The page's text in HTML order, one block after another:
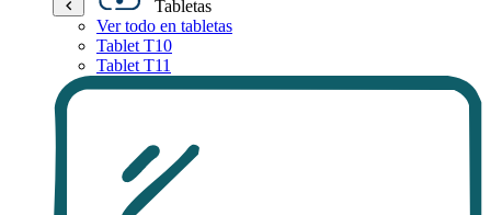
Tabletas
Ver todo en tabletas
Tablet T10
Tablet T11